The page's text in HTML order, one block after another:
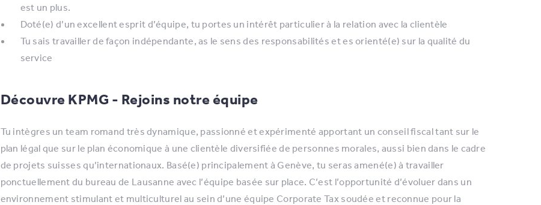
est un plus.
Doté(e) d’un excellent esprit d’équipe, tu portes un intérêt particulier à la relation avec la clientèle
Tu sais travailler de façon indépendante, as le sens des responsabilités et es orienté(e) sur la qualité du
service
Découvre KPMG - Rejoins notre équipe
Tu intègres un team romand très dynamique, passionné et expérimenté apportant un conseil fiscal tant sur le
plan légal que sur le plan économique à une clientèle diversifiée de personnes morales, aussi bien dans le cadre
de projets suisses qu’internationaux. Basé(e) principalement à Genève, tu seras amené(e) à travailler
ponctuellement du bureau de Lausanne avec l’équipe basée sur place. C’est l’opportunité d’évoluer dans un
environnement stimulant et multiculturel au sein d’une équipe Corporate Tax soudée et reconnue pour la